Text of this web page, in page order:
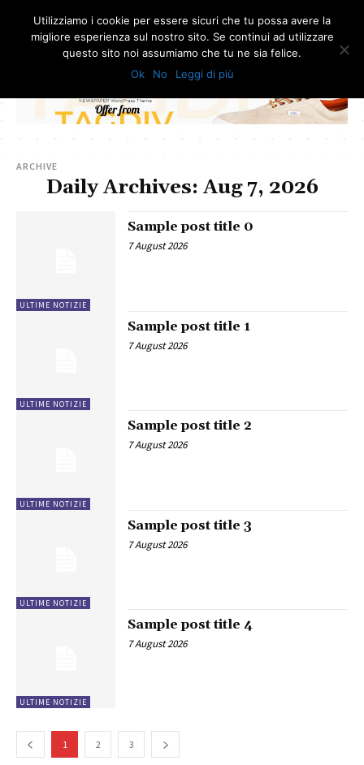
- Advertisement -
ARCHIVE
Daily Archives: Aug 7, 2026
ULTIME NOTIZIE
Sample post title 0
7 August 2026
ULTIME NOTIZIE
Sample post title 1
7 August 2026
ULTIME NOTIZIE
Sample post title 2
7 August 2026
ULTIME NOTIZIE
Sample post title 3
7 August 2026
ULTIME NOTIZIE
Sample post title 4
7 August 2026
1 2 3
Utilizziamo i cookie per essere sicuri che tu possa avere la
migliore esperienza sul nostro sito. Se continui ad utilizzare
questo sito noi assumiamo che tu ne sia felice.
Ok
No Leggi di più